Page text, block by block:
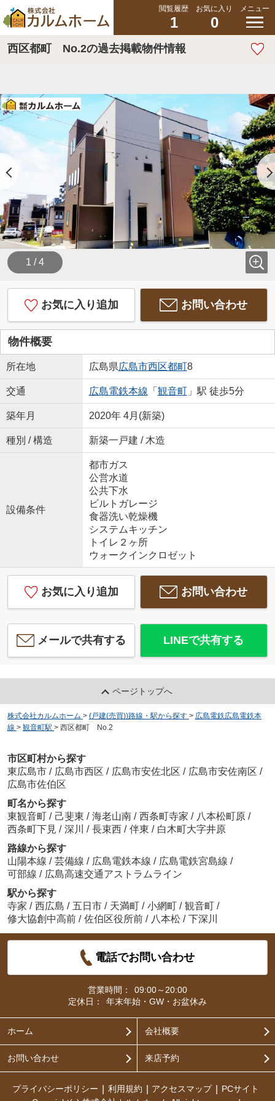
閲覧履歴
1
お気に入り
0
メニュー
西区都町 No.2の過去掲載物件情報
1 / 4
お気に入り追加 お問い合わせ
物件概要
所在地 広島県広島市西区都町8
交通 広島電鉄本線 「 観音町」駅 徒歩5分
築年月 2020年 4月(新築)
種別 / 構造 新築一戸建 / 木造
設備条件
都市ガス
公営水道
公共下水
ビルトガレージ
食器洗い乾燥機
システムキッチン
トイレ２ヶ所
ウォークインクロゼット
お気に入り追加 お問い合わせ
メールで共有する LINEで共有する
ページトップへ
株式会社カルムホーム > (戸建(売買))路線・駅から探す > 広島電鉄広島電鉄本
線 > 観音町駅 > 西区都町 No.2
市区町村から探す
東広島市 / 広島市西区 / 広島市安佐北区 / 広島市安佐南区 /
広島市佐伯区
町名から探す
東観音町 / 己斐東 / 海老山南 / 西条町寺家 / 八本松町原 /
西条町下見 / 深川 / 長束西 / 伴東 / 白木町大字井原
路線から探す
山陽本線 / 芸備線 / 広島電鉄本線 / 広島電鉄宮島線 /
可部線 / 広島高速交通アストラムライン
駅から探す
寺家 / 西広島 / 五日市 / 天満町 / 小網町 / 観音町 /
修大協創中高前 / 佐伯区役所前 / 八本松 / 下深川
電話でお問い合わせ
営業時間：
09:00～20:00
定休日：
年末年始・GW・お盆休み
ホーム 会社概要
お問い合わせ 来店予約
プライバシーポリシー 利用規約 アクセスマップ
PCサイト